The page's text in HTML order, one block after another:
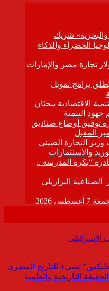
تسىء للتاريخ المصرى
التاريخية والعلمية